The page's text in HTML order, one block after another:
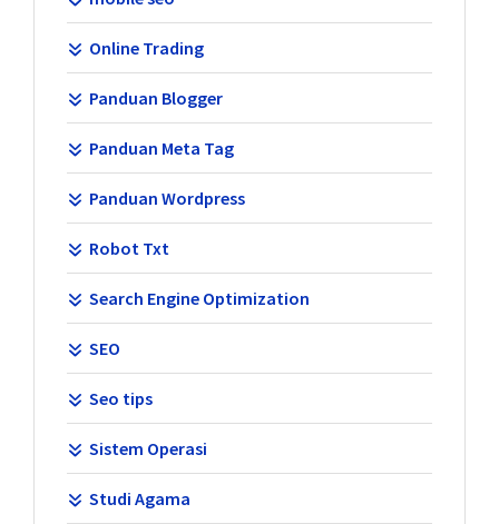
Online Trading
Panduan Blogger
Panduan Meta Tag
Panduan Wordpress
Robot Txt
Search Engine Optimization
SEO
Seo tips
Sistem Operasi
Studi Agama